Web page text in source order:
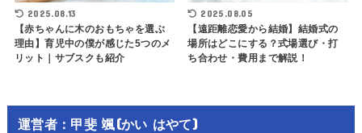
2025.08.13
【赤ちゃんに木のおもちゃを選ぶ
理由】育児中の僕が感じた5つのメ
リット｜サブスクも紹介
2025.08.05
【遠距離恋愛から結婚】結婚式の
場所はどこにする？式場選び・打
ち合わせ・費用まで解説！
運営者：甲斐 颯(かい はやて)